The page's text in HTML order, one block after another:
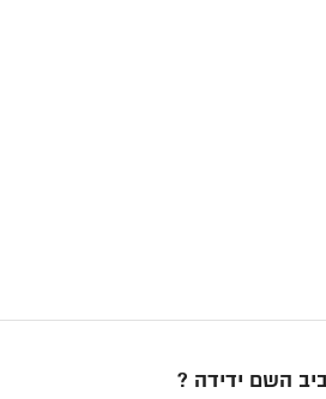
השם ידידה ?